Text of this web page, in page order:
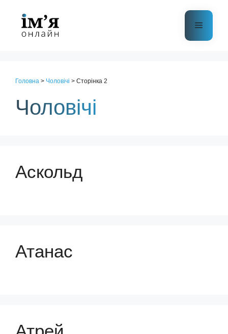
контенту
Меню
Головна > Чоловічі > Сторінка 2
Чоловічі
Аскольд
Атанаc